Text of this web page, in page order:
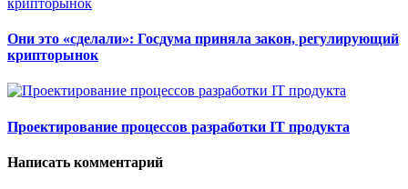
Они это «сделали»: Госдума приняла закон, регулирующий
крипторынок
Проектирование процессов разработки IT продукта
Написать комментарий